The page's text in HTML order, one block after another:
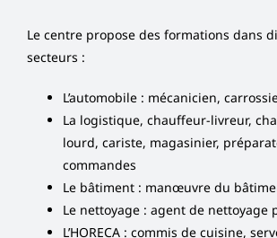
Le centre propose des formations dans
secteurs :
L’automobile : mécanicien,
La logistique, chauffeur-livreur,
lourd, cariste, magasinier,
commandes
Le bâtiment : manœuvre du
Le nettoyage : agent de nettoyage
L’HORECA : commis de cuisine,